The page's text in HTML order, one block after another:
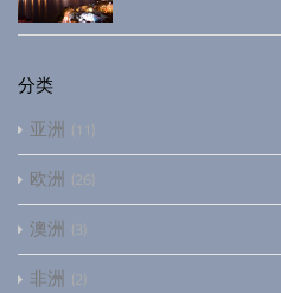
分类
亚洲
11
欧洲 26
澳洲 3
非洲 2